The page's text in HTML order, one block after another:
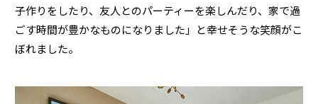
子作りをしたり、友人とのパーティーを楽しんだり、家で過
ごす時間が豊かなものになりました」と幸せそうな笑顔がこ
ぼれました。